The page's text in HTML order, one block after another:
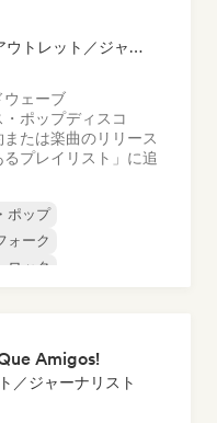
レーベル, メディア・アウトレット／ジャーナリスト, プレイリスト・キュレーター
ウェーブ
・ポップディスコ
たは楽曲のリリース
プレイリスト」に追
ポップ
ォーク
ロック
Amigos!
／ジャーナリスト